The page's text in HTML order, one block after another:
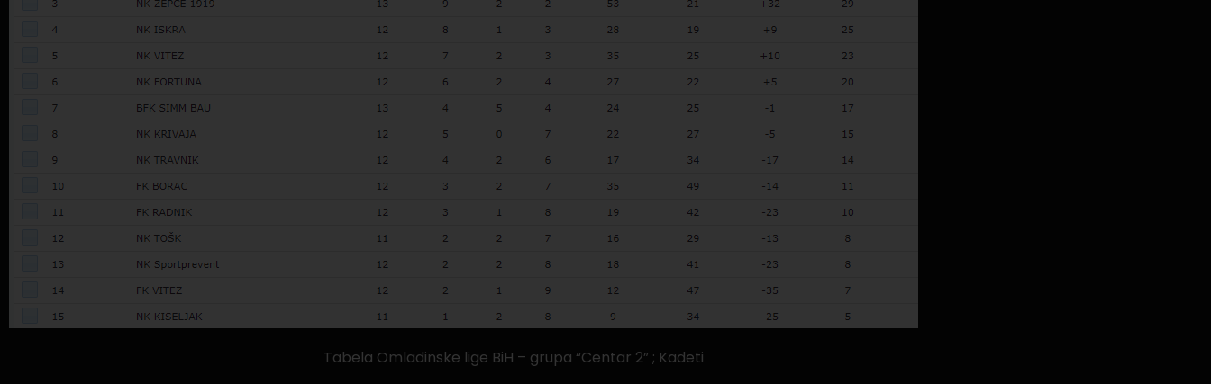
Tabela Omladinske lige BiH – grupa “Centar 2” ; Kadeti